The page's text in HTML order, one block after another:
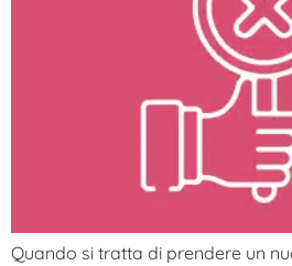
Quando si tratta di prendere un